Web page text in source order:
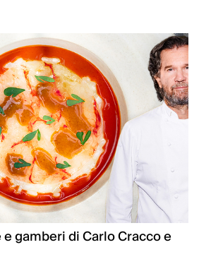
gamberi di Carlo Cracco e